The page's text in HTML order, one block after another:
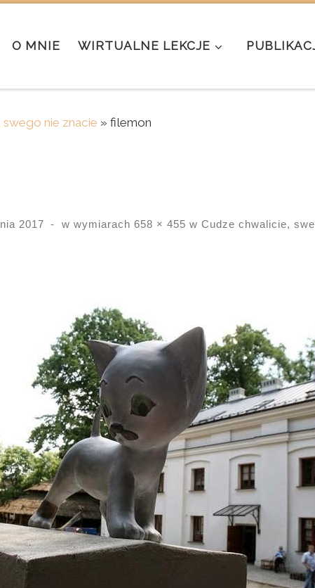
O MNIE WIRTUALNE LEKCJE
nie znacie » filemon
2017 - w wymiarach 658 × 455 w Cudze chwalicie,